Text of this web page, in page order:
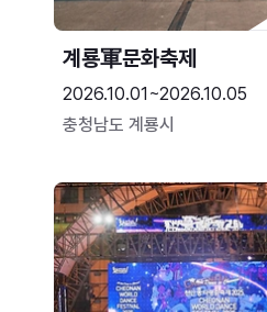
2026.10.01~2026.10.05
충청남도 계룡시